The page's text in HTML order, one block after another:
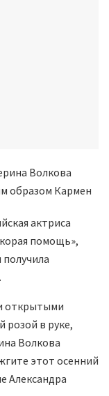
актриса
помощь»,
открытыми
розой в руке,
Волкова
этот осенний
Александра